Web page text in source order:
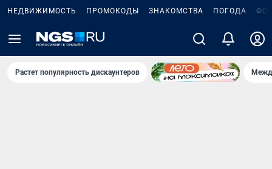
НЕДВИЖИМОСТЬ ПРОМОКОДЫ ЗНАКОМСТВА ПОГОДА
Растет популярность дискаунтеров